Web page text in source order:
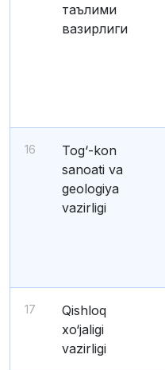
таълими
вазирлиги
16
Tog‘-kon
sanoati va
geologiya
vazirligi
17
Qishloq
xo‘jaligi
vazirligi